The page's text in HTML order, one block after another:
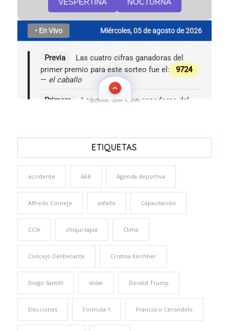
Quinielas, Quini 6, Loto
ETIQUETAS
accidente AFA Agenda deportiva
Alfredo Cornejo asfalto Capacitación
CCIA chiqui tapia Clima
Concejo Deliberante Cristina Kirchner
Diego Santilli dolar Donald Trump
Elecciones Formula 1 Francisco Cerúndolo